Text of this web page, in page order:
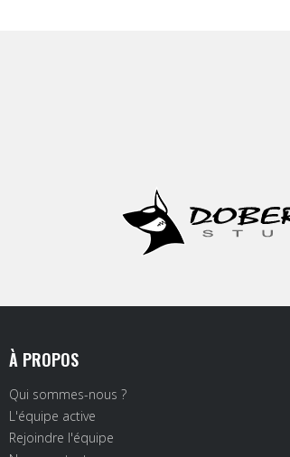
À PROPOS
Qui sommes-nous ?
L'équipe active
Rejoindre l'équipe